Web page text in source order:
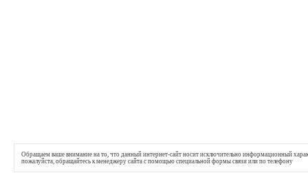
Обращаем ваше внимание на то, что данный интернет-сайт носит исключительно информационный
пожалуйста, обращайтесь к менеджеру сайта с помощью специальной формы связи или по телефону